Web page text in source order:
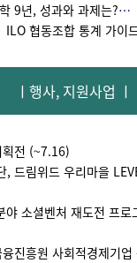
9년, 성과와 과제는?…
협동조합 통계 가이
ㅣ행사, 지원사업 ㅣ
획전 (~7.16)
, 드림위드 우리마을
야 소셜벤처 재도전 프로
진흥원 사회적경제기